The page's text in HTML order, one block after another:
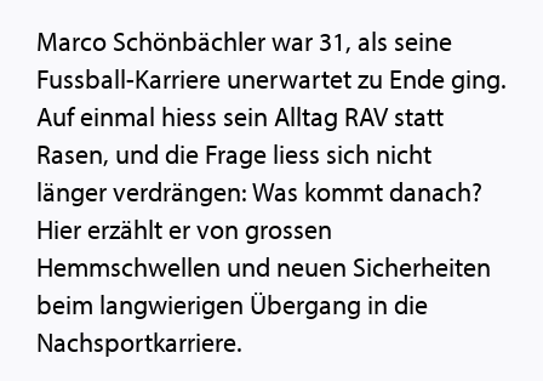
Marco Schönbächler war 31, als seine
Fussball-Karriere unerwartet zu Ende ging.
Auf einmal hiess sein Alltag RAV statt
Rasen, und die Frage liess sich nicht
länger verdrängen: Was kommt danach?
Hier erzählt er von grossen
Hemmschwellen und neuen Sicherheiten
beim langwierigen Übergang in die
Nachsportkarriere.